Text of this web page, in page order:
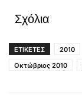
Σχόλια
ΕΤΙΚΕΤΕΣ 2010
Οκτώβριος 2010